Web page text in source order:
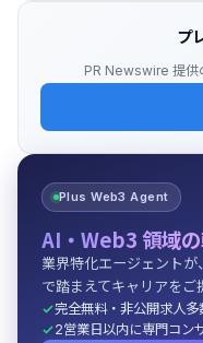
プ
PR Newswire 提供
Plus Web3 Agent
AI・Web3 領域
業界特化エージェント
で踏まえてキャリアをご
完全無料・非公開求人多
2営業日以内に専門コン